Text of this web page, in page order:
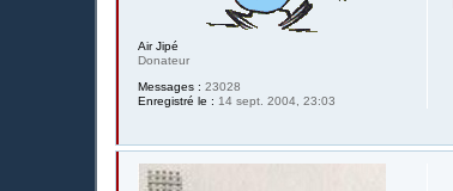
Air Jipé
Donateur
Messages : 23028
Enregistré le : 14 sept. 2004, 23:03